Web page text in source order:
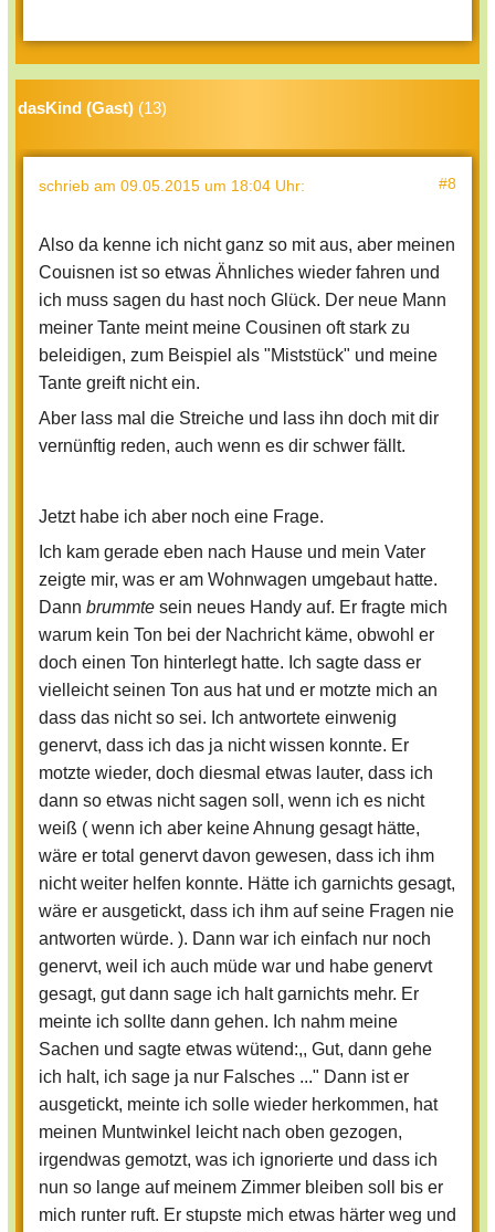
dasKind (Gast) (13)
schrieb am 09.05.2015 um 18:04 Uhr: #8
Also da kenne ich nicht ganz so mit aus, aber meinen
Couisnen ist so etwas Ähnliches wieder fahren und
ich muss sagen du hast noch Glück. Der neue Mann
meiner Tante meint meine Cousinen oft stark zu
beleidigen, zum Beispiel als "Miststück" und meine
Tante greift nicht ein.
Aber lass mal die Streiche und lass ihn doch mit dir
vernünftig reden, auch wenn es dir schwer fällt.
Jetzt habe ich aber noch eine Frage.
Ich kam gerade eben nach Hause und mein Vater
zeigte mir, was er am Wohnwagen umgebaut hatte.
Dann brummte sein neues Handy auf. Er fragte mich
warum kein Ton bei der Nachricht käme, obwohl er
doch einen Ton hinterlegt hatte. Ich sagte dass er
vielleicht seinen Ton aus hat und er motzte mich an
dass das nicht so sei. Ich antwortete einwenig
genervt, dass ich das ja nicht wissen konnte. Er
motzte wieder, doch diesmal etwas lauter, dass ich
dann so etwas nicht sagen soll, wenn ich es nicht
weiß ( wenn ich aber keine Ahnung gesagt hätte,
wäre er total genervt davon gewesen, dass ich ihm
nicht weiter helfen konnte. Hätte ich garnichts gesagt,
wäre er ausgetickt, dass ich ihm auf seine Fragen nie
antworten würde. ). Dann war ich einfach nur noch
genervt, weil ich auch müde war und habe genervt
gesagt, gut dann sage ich halt garnichts mehr. Er
meinte ich sollte dann gehen. Ich nahm meine
Sachen und sagte etwas wütend:,, Gut, dann gehe
ich halt, ich sage ja nur Falsches ..." Dann ist er
ausgetickt, meinte ich solle wieder herkommen, hat
meinen Muntwinkel leicht nach oben gezogen,
irgendwas gemotzt, was ich ignorierte und dass ich
nun so lange auf meinem Zimmer bleiben soll bis er
mich runter ruft. Er stupste mich etwas härter weg und